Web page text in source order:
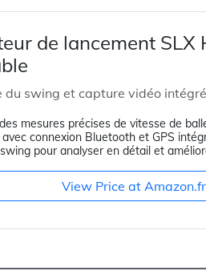
de lancement SLX
du swing et capture vidéo
mesures précises de vitesse de
connexion Bluetooth et GPS
pour analyser en détail et
View Price at Amazon.fr